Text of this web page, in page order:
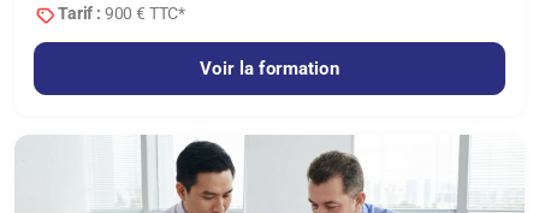
Tarif : 900 € TTC*
Voir la formation